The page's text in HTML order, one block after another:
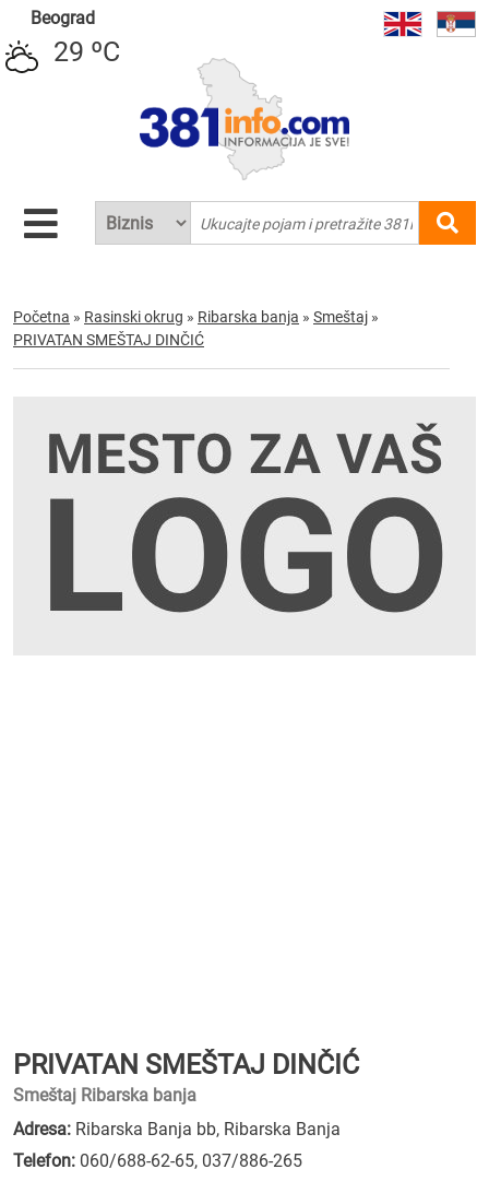
Beograd
29 ºC
Početna » Rasinski okrug » Ribarska banja » Smeštaj »
PRIVATAN SMEŠTAJ DINČIĆ
PRIVATAN SMEŠTAJ DINČIĆ
Smeštaj Ribarska banja
Adresa: Ribarska Banja bb, Ribarska Banja
Telefon: 060/688-62-65, 037/886-265